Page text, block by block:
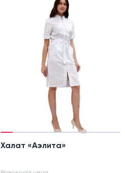
Халат «Аэлита»